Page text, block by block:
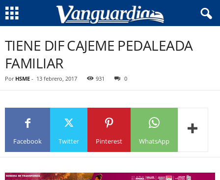
TIENE DIF CAJEME PEDALEADA
FAMILIAR
Por HSME - 13 febrero, 2017 931 0
Facebook Twitter Pinterest WhatsApp